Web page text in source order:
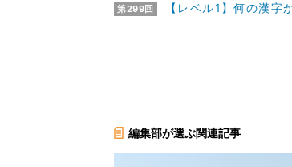
第299回 【レベル1】何の漢
編集部が選ぶ関連記事